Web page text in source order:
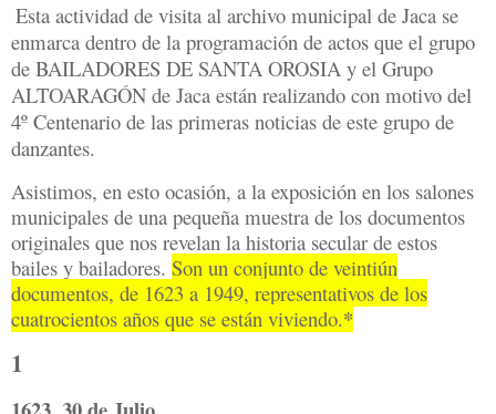
Esta actividad de visita al archivo municipal de Jaca se
enmarca dentro de la programación de actos que el grupo
de BAILADORES DE SANTA OROSIA y el Grupo
ALTOARAGÓN de Jaca están realizando con motivo del
4º Centenario de las primeras noticias de este grupo de
danzantes.
Asistimos, en esto ocasión, a la exposición en los salones
municipales de una pequeña muestra de los documentos
originales que nos revelan la historia secular de estos
bailes y bailadores. Son un conjunto de veintiún
documentos, de 1623 a 1949, representativos de los
cuatrocientos años que se están viviendo.*
1